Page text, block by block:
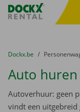
Fratello DEMO
U bevindt zich hier:
van
Dockx.be naar
Auto
Autoverhuur: geen
vindt een